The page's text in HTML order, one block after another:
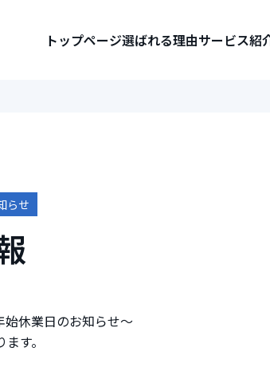
トップページ選ばれる理由サービス紹
らせ
休業日のお知らせ～
す。